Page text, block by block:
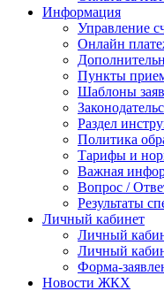
Информация
Управление
Онлайн
Пункты
Шаблоны
Раздел
Политика
Тарифы и
Важная
Вопрос /
Результаты
Личный кабинет
Личный
Личный
Форма-
Новости ЖКХ